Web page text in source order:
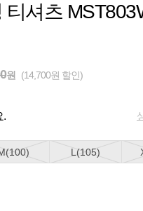
티셔츠
원 (14,700원 할인)
.
L(105)